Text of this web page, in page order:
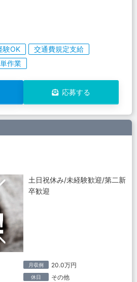
験OK
交通費規定支給
作業
応募する
土日祝休み/未経験歓迎/第二新
卒歓迎
月収例 20.0万円
休日 その他